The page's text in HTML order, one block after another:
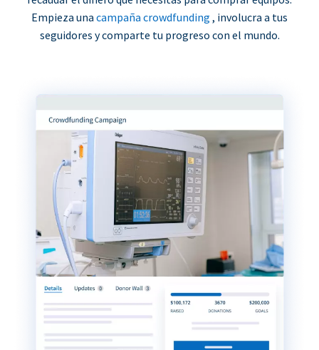
Empieza una campaña crowdfunding , involucra a tus
seguidores y comparte tu progreso con el mundo.